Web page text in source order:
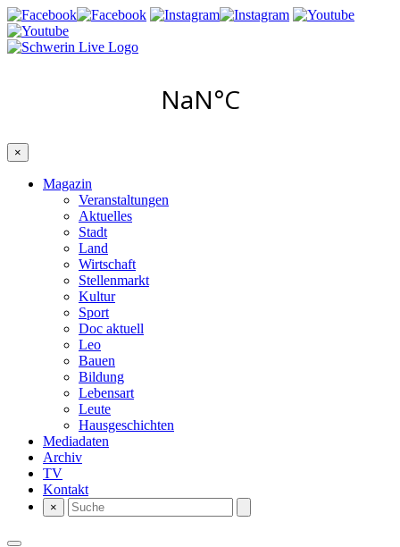
×
Magazin
Veranstaltungen
Aktuelles
Stadt
Land
Wirtschaft
Stellenmarkt
Kultur
Sport
Doc aktuell
Leo
Bauen
Bildung
Lebensart
Leute
Hausgeschichten
Mediadaten
Archiv
TV
Kontakt
×